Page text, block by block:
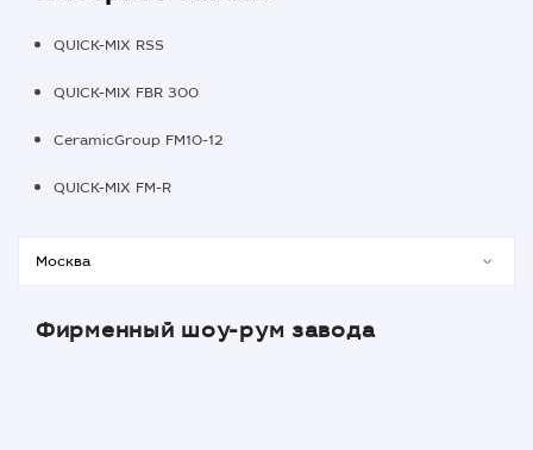
QUICK-MIX RSS
QUICK-MIX FBR 300
CeramicGroup FM10-12
QUICK-MIX FM-R
Фирменный шоу-рум завода